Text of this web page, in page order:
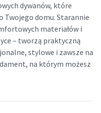
dywanów, które
Twojego domu. Starannie
materiałów i
– tworzą praktyczną
stylowe i zawsze na
na którym możesz